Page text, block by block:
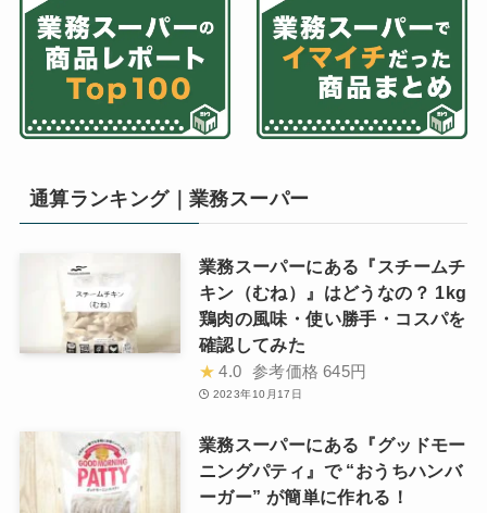
通算ランキング｜業務スーパー
業務スーパーにある『スチームチ
キン（むね）』はどうなの？ 1kg
鶏肉の風味・使い勝手・コスパを
確認してみた
★ 4.0 参考価格 645円
2023年10月17日
業務スーパーにある『グッドモー
ニングパティ』で “おうちハンバ
ーガー” が簡単に作れる！